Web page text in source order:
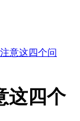
意这四个问
这四个